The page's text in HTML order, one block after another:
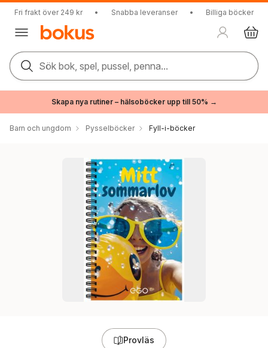
Fri frakt över 249 kr • Snabba leveranser • Billiga böcker
Sök bok, spel, pussel, penna...
Skapa nya rutiner – hälsoböcker upp till 50% →
Barn och ungdom Pysselböcker Fyll-i-böcker
Provläs